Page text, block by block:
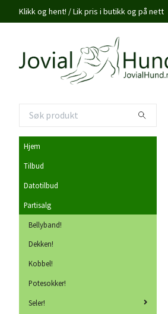
Klikk og hent! / Lik pris i butikk og på nett
Hjem
Tilbud
Datotilbud
Partisalg
Bellyband!
Dekken!
Kobbel!
Potesokker!
Seler!